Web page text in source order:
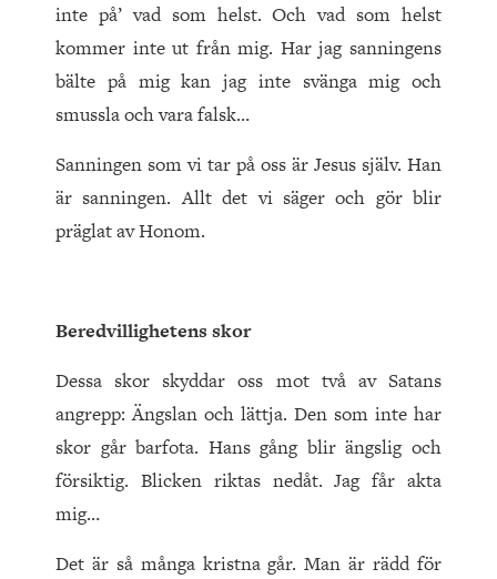
inte på’ vad som helst. Och vad som helst
kommer inte ut från mig. Har jag sanningens
bälte på mig kan jag inte svänga mig och
smussla och vara falsk…
Sanningen som vi tar på oss är Jesus själv. Han
är sanningen. Allt det vi säger och gör blir
präglat av Honom.
Beredvillighetens skor
Dessa skor skyddar oss mot två av Satans
angrepp: Ängslan och lättja. Den som inte har
skor går barfota. Hans gång blir ängslig och
försiktig. Blicken riktas nedåt. Jag får akta
mig…
Det är så många kristna går. Man är rädd för